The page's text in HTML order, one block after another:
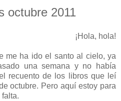
octubre 2011
¡Hola, hola!
me ha ido el santo al cielo, ya
una semana y no había
recuento de los libros que leí
octubre. Pero aquí estoy para
falta.